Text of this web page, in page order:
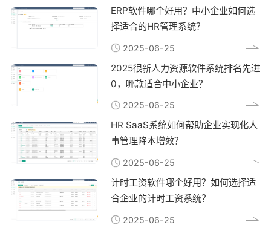
ERP软件哪个好用？中小企业如何选
择适合的HR管理系统？
2025-06-25
2025很新人力资源软件系统排名先进
0，哪款适合中小企业？
2025-06-25
HR SaaS系统如何帮助企业实现化人
事管理降本增效？
2025-06-25
计时工资软件哪个好用？如何选择适
合企业的计时工资系统？
2025-06-25